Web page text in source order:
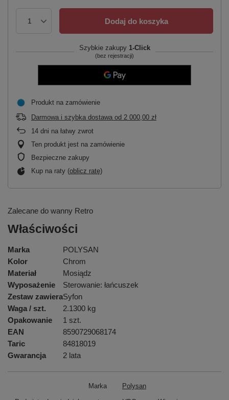
Dodaj do koszyka
Szybkie zakupy 1-Click
(bez rejestracji)
Produkt na zamówienie
Darmowa i szybka dostawa od 2 000,00 zł
14 dni na łatwy zwrot
Ten produkt jest na zamówienie
Bezpieczne zakupy
Kup na raty (oblicz ratę)
Zalecane do wanny Retro
Właściwości
Marka
POLYSAN
Kolor
Chrom
Materiał
Mosiądz
Wyposażenie
Sterowanie: łańcuszek
Zestaw zawieraSyfon
Waga / szt.
2.1300 kg
Opakowanie
1 szt.
EAN
8590729068174
Taric
84818019
Gwarancja
2 lata
Marka Polysan